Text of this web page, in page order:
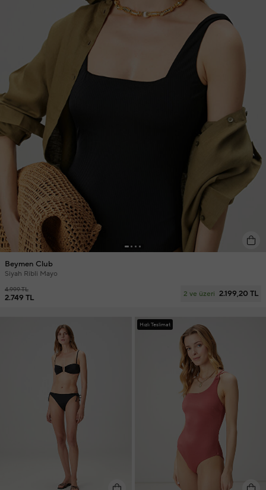
Beymen Club
Siyah Ribli Mayo
4.999 TL
2.749 TL 2 ve üzeri 2.199,20 TL
Hızlı Teslimat